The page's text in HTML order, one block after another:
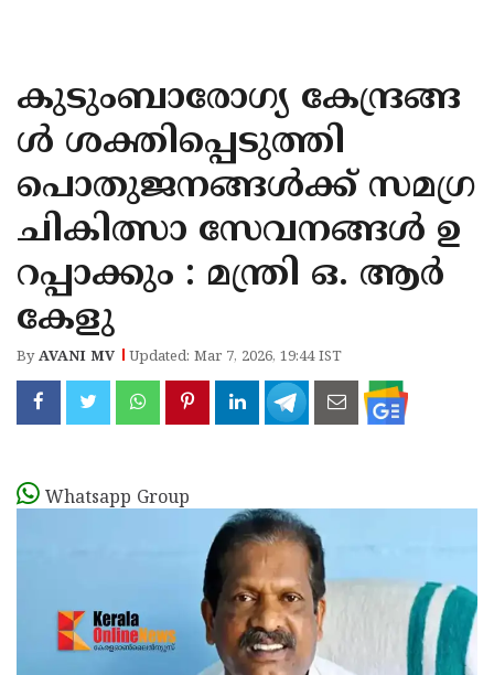
KANNUR
KASARAGOD
കുടുംബാരോഗ്യ കേന്ദ്രങ്ങ
ൾ ശക്തിപ്പെടുത്തി
പൊതുജനങ്ങൾക്ക് സമഗ്ര
ചികിത്സാ സേവനങ്ങൾ ഉ
റപ്പാക്കും : മന്ത്രി ഒ. ആർ
കേളു
ByAVANI MV Updated: Mar 7, 2026, 19:44 IST
Whatsapp Group